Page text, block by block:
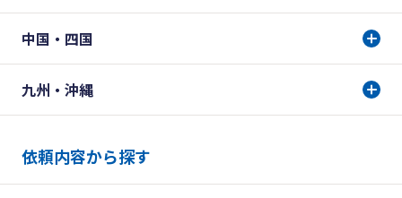
中国・四国
九州・沖縄
依頼内容から探す